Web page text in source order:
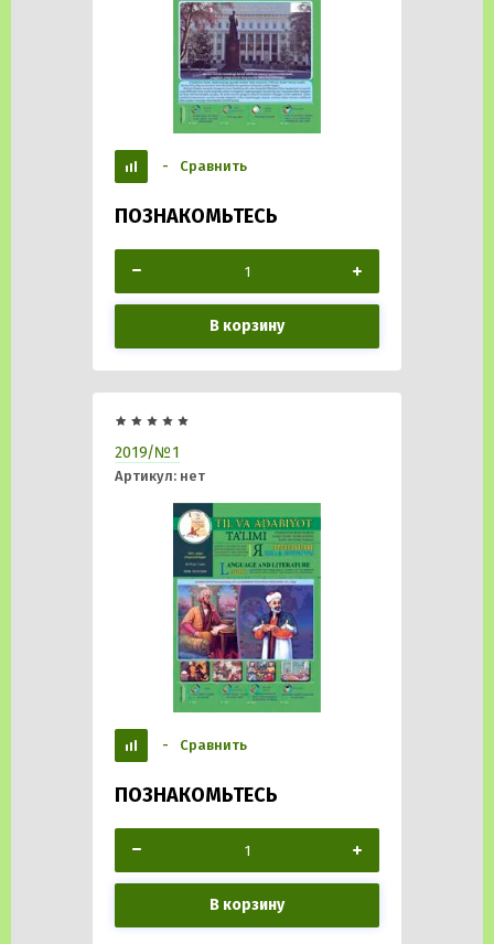
- Сравнить
ПОЗНАКОМЬТЕСЬ
В корзину
2019/№1
Артикул: нет
- Сравнить
ПОЗНАКОМЬТЕСЬ
В корзину